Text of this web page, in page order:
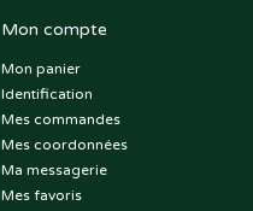
Mon compte
Mon panier
Identification
Mes commandes
Mes coordonnées
Ma messagerie
Mes favoris